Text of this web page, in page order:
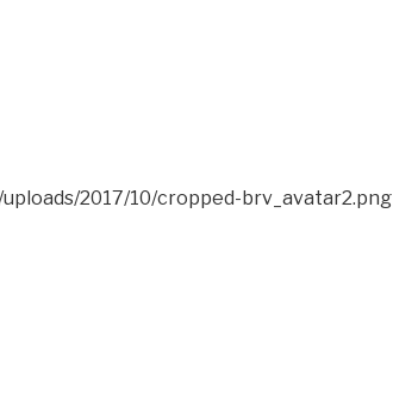
2017/10/cropped-brv_avatar2.png